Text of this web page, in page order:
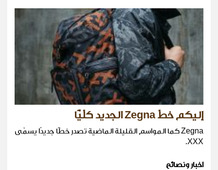
إليكم خطّ Zegna الجديد كلّيًّا
Zegna كما المواسم القليلة الماضية تصدر خطًّا جديدًا يسمّى
XXX.
اخبار ونصائح